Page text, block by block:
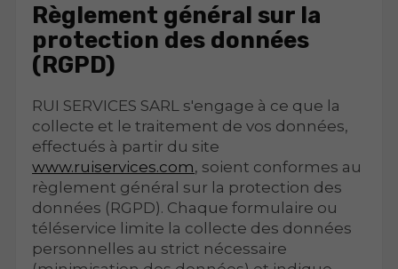
Règlement général sur la
protection des données
(RGPD)
RUI SERVICES SARL s'engage à ce que la
collecte et le traitement de vos données,
effectués à partir du site
www.ruiservices.com, soient conformes au
règlement général sur la protection des
données (RGPD). Chaque formulaire ou
téléservice limite la collecte des données
personnelles au strict nécessaire